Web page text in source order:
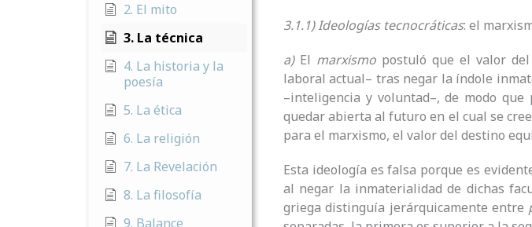
2. El mito
3. La técnica
4. La historia y la
poesía
5. La ética
6. La religión
7. La Revelación
8. La filosofía
9. Balance
3.1.1)Ideologías tecnocráticas: el
a)El marxismopostuló que el valor del
laboral actual– tras negar la índole
–inteligencia y voluntad–, de modo
quedar abierta al futuro en el cual se
para el marxismo, el valor del destino
Esta ideología es falsa porque es
al negar la inmaterialidad de dichas
griega distinguía jerárquicamente entre